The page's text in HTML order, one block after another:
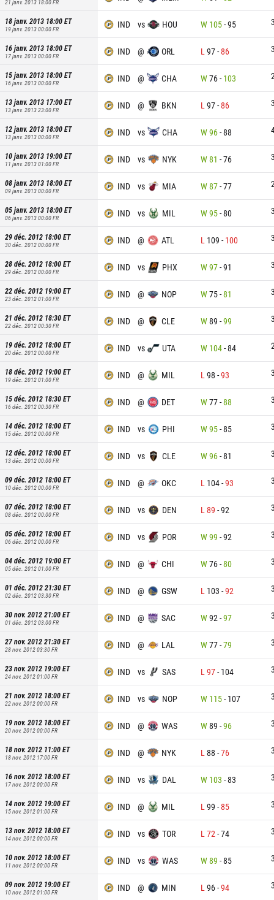
21 janv. 2013 18:00FR
18 janv. 2013 18:00ET
19 janv. 2013 00:00FR IND vs HOU W 105-95
16 janv. 2013 18:00ET
17 janv. 2013 00:00FR IND @ ORL L 97-86
15 janv. 2013 18:00ET
16 janv. 2013 00:00FR IND @ CHA W76- 103
13 janv. 2013 17:00ET
13 janv. 2013 23:00FR IND @ BKN L 97-86
12 janv. 2013 18:00ET
13 janv. 2013 00:00FR IND vs CHA W96-88
10 janv. 2013 19:00ET
11 janv. 2013 01:00FR IND vs NYK W81 -76
08 janv. 2013 18:00ET
09 janv. 2013 00:00FR IND vs MIA W87-77
05 janv. 2013 18:00ET
06 janv. 2013 00:00FR IND vs MIL W95-80
29 déc. 2012 18:00ET
30 déc. 2012 00:00FR IND @ ATL L 109 - 100
28 déc. 2012 18:00ET
29 déc. 2012 00:00FR IND vs PHX W97-91
22 déc. 2012 19:00ET
23 déc. 2012 01:00FR IND @ NOP W75-81
21 déc. 2012 18:30ET
22 déc. 2012 00:30FR IND @ CLE W89 -99
19 déc. 2012 18:00ET
20 déc. 2012 00:00FR IND vs UTA W 104-84
18 déc. 2012 19:00ET
19 déc. 2012 01:00FR IND @ MIL L 98 -93
15 déc. 2012 18:30ET
16 déc. 2012 00:30FR IND @ DET W77-88
14 déc. 2012 18:00ET
15 déc. 2012 00:00FR IND vs PHI W95-85
12 déc. 2012 18:00ET
13 déc. 2012 00:00FR IND vs CLE W96-81
09 déc. 2012 18:00ET
10 déc. 2012 00:00FR IND @ OKC L 104-93
07 déc. 2012 18:00ET
08 déc. 2012 00:00FR IND vs DEN L 89 -92
05 déc. 2012 18:00ET
06 déc. 2012 00:00FR IND vs POR W99 -92
04 déc. 2012 19:00ET
05 déc. 2012 01:00FR IND @ CHI W76-80
01 déc. 2012 21:30ET
02 déc. 2012 03:30FR IND @ GSW L 103 -92
30 nov. 2012 21:00ET
01 déc. 2012 03:00FR IND @ SAC W92 -97
27 nov. 2012 21:30ET
28 nov. 2012 03:30FR IND @ LAL W77-79
23 nov. 2012 19:00ET
24 nov. 2012 01:00FR IND vs SAS L 97- 104
21 nov. 2012 18:00ET
22 nov. 2012 00:00FR IND vs NOP W 115- 107
19 nov. 2012 18:00ET
20 nov. 2012 00:00FR IND @ WAS W89 -96
18 nov. 2012 11:00ET
18 nov. 2012 17:00FR IND @ NYK L 88 -76
16 nov. 2012 18:00ET
17 nov. 2012 00:00FR IND vs DAL W 103 -83
14 nov. 2012 19:00ET
15 nov. 2012 01:00FR IND @ MIL L 99 -85
13 nov. 2012 18:00ET
14 nov. 2012 00:00FR IND vs TOR L 72 -74
10 nov. 2012 18:00ET
11 nov. 2012 00:00FR IND vs WAS W89 -85
09 nov. 2012 19:00ET
10 nov. 2012 01:00FR IND @ MIN L 96-94